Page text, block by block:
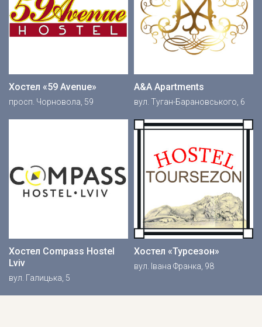
Хостел «59 Avenue»
просп. Чорновола, 59
A&A Apartments
вул. Туган-Барановського, 6
Хостел Compass Hostel
Lviv
вул. Галицька, 5
Хостел «Турсезон»
вул. Івана Франка, 98